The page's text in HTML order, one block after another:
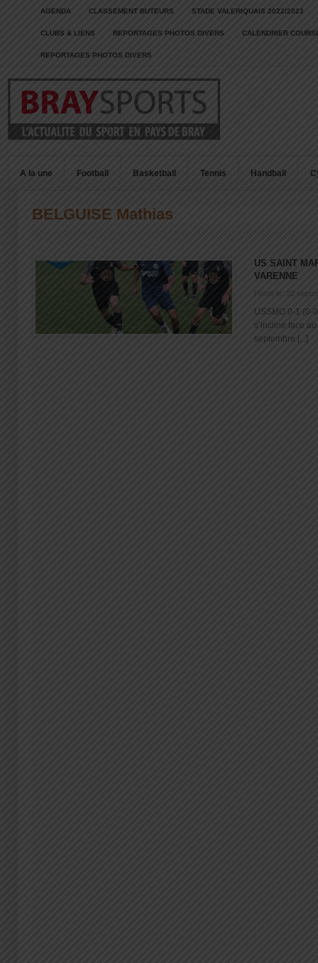
AGENDA CLASSEMENT BUTEURS STADE VALERIQUAIS 2022/2023
CLUBS & LIENS REPORTAGES PHOTOS DIVERS CALENDRIER
REPORTAGES PHOTOS DIVERS
A la une Football Basketball Tennis Handball
BELGUISE Mathias
US SAINT
VARENNE
Posté le: 22
USSMO 0-1 (0-
s’incline face
septembre [...]